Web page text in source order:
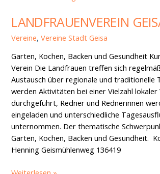
LANDFRAUENVEREIN
Vereine,Vereine Stadt Geisa
Garten, Kochen, Backen und Gesundheit
Verein Die Landfrauen treffen sich
Austausch über regionale und traditionelle
werden Aktivitäten bei einer Vielzahl
durchgeführt, Redner und Rednerinnen
eingeladen und unterschiedliche
unternommen. Der thematische
Garten, Kochen, Backen und Gesundheit.
Henning Geismühlenweg 136419